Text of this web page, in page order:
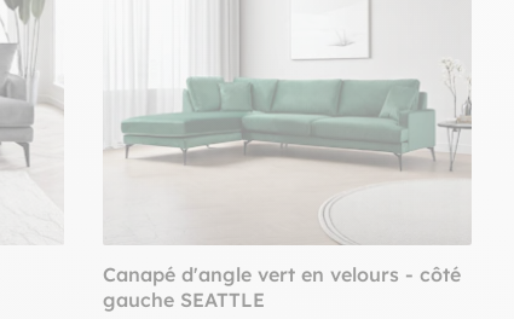
Canapé d'angle vert en velours - côté
gauche SEATTLE